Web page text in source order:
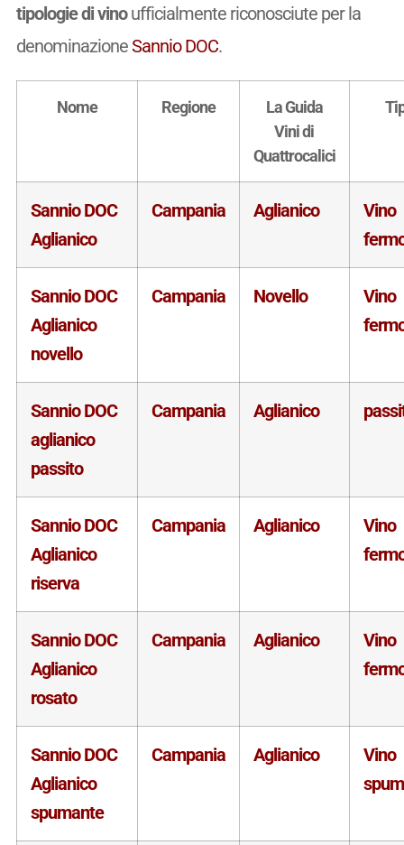
tipologie di vinoufficialmente riconosciute per la
denominazioneSannio DOC.
Nome Regione
La Guida
Vini di
Quattrocalici
Sannio DOC
Aglianico
Campania Aglianico
Vino
Sannio DOC
Aglianico
novello
Campania Novello
Vino
Sannio DOC
aglianico
passito
Campania Aglianico
Sannio DOC
Aglianico
riserva
Campania Aglianico
Vino
Sannio DOC
Aglianico
rosato
Campania Aglianico
Vino
Sannio DOC
Aglianico
spumante
Campania Aglianico
Vino